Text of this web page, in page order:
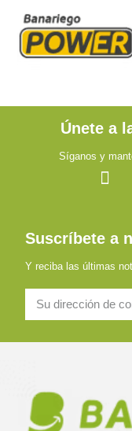
Únete a
Síganos y
Suscríbete a
Y reciba las últimas